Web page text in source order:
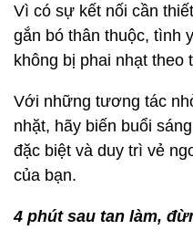
Vì có sự kết nối cần
gắn bó thân thuộc, tình
không bị phai nhạt theo
Với những tương tác
nhặt, hãy biến buổi
đặc biệt và duy trì vẻ
của bạn.
4 phút sau tan làm,